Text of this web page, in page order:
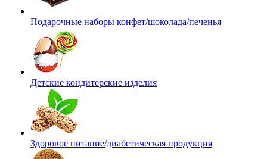
Подарочные наборы конфет/шоколада/печенья
Детские кондитерские изделия
Здоровое питание/диабетическая продукция